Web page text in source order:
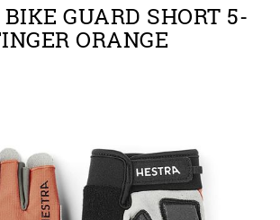
GUARD SHORT 5-
ORANGE